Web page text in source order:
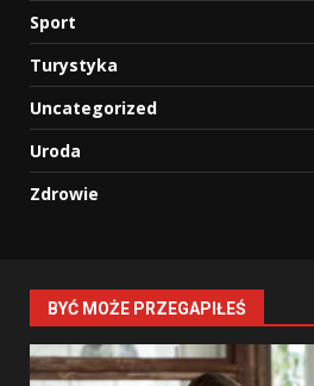
Sport
Turystyka
Uncategorized
Uroda
Zdrowie
BYĆ MOŻE PRZEGAPIŁEŚ